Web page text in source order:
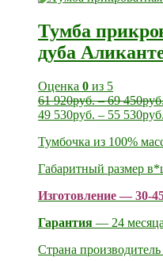
Тумба
дуба
Оценка 0 из 5
61 920руб.–69 450
49 530руб. – 55 530руб.
Тумбочка из 100%
Габаритный размер
Изготовление — 30-
Гарантия — 24 месяца
Страна